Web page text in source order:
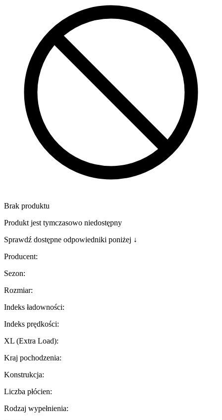
Brak produktu
Produkt jest tymczasowo niedostępny
Sprawdź dostępne odpowiedniki poniżej ↓
Producent:
Sezon:
Rozmiar:
Indeks ładowności:
Indeks prędkości:
XL (Extra Load):
Kraj pochodzenia:
Konstrukcja:
Liczba płócien:
Rodzaj wypełnienia: